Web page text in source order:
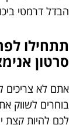
הבדל דרמטי
תתחילו
סרטון
אתם לא צריכים
בוחרים לשווק
לכם להיות קצת